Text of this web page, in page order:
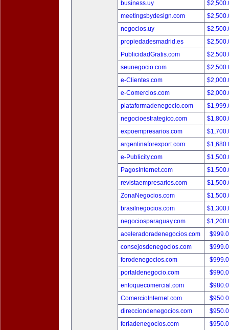
business.uy
meetingsbydesign.com
negocios.uy
propiedadesmadrid.es
PublicidadGratis.com
seunegocio.com
e-Clientes.com
e-Comercios.com
plataformadenegocio.com
negocioestrategico.com
expoempresarios.com
argentinaforexport.com
e-Publicity.com
PagosInternet.com
revistaempresarios.com
ZonaNegocios.com
brasilnegocios.com
negociosparaguay.com
aceleradoradenegocios.com
consejosdenegocios.com
forodenegocios.com
portaldenegocio.com
enfoquecomercial.com
ComercioInternet.com
direcciondenegocios.com
feriadenegocios.com